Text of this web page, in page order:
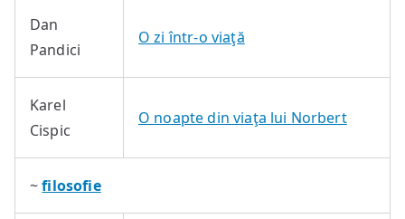
Dan
Pandici
O zi într-o viaţă
Karel
Cispic
O noapte din viaţa lui Norbert
~filosofie